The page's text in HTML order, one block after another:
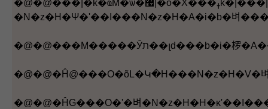
�@�@���|�k�ҩM�ѿ�޷|�o�X���ߪk�|���|���ʫ��޹�b�벼�M�I�����q�i�r�d�b�������H�h�]�����T���W�w�C�ʹ�벼�N�z�H�i�ѧ벼�Y�N�}�l�ܧ벼�����ʳ����c�����A�r�d�b�������C�t�@�譱�A����Կ�H�B����|
�N�z�H�Ψ�ʹ��I���N�z�H�A�i�b�벼
�@�@�ĤG���O�ʹ�벼